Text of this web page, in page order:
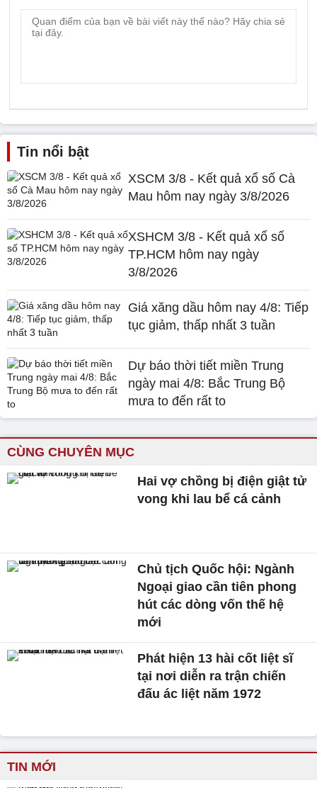
Tin nổi bật
XSCM 3/8 - Kết quả xổ số Cà
Mau hôm nay ngày 3/8/2026
XSHCM 3/8 - Kết quả xổ số
TP.HCM hôm nay ngày
3/8/2026
Giá xăng dầu hôm nay 4/8: Tiếp
tục giảm, thấp nhất 3 tuần
Dự báo thời tiết miền Trung
ngày mai 4/8: Bắc Trung Bộ
mưa to đến rất to
CÙNG CHUYÊN MỤC
Hai vợ chồng bị điện giật tử
vong khi lau bể cá cảnh
Chủ tịch Quốc hội: Ngành
Ngoại giao cần tiên phong
hút các dòng vốn thế hệ
mới
Phát hiện 13 hài cốt liệt sĩ
tại nơi diễn ra trận chiến
đấu ác liệt năm 1972
TIN MỚI